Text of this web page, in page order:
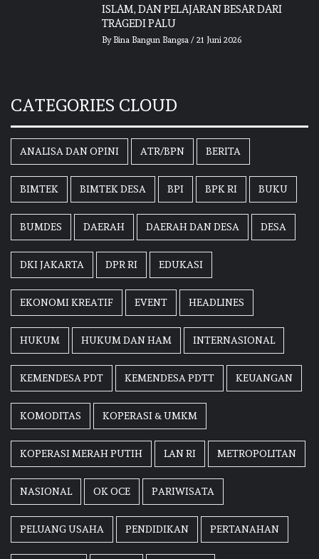
ISLAM, DAN PELAJARAN BESAR DARI
TRAGEDI PALU
By Bina Bangun Bangsa/ 21 Juni 2026
CATEGORIES CLOUD
ANALISA DAN OPINI ATR/BPN BERITA
BIMTEK BIMTEK DESA BPI BPK RI BUKU
BUMDES DAERAH DAERAH DAN DESA DESA
DKI JAKARTA DPR RI EDUKASI
EKONOMI KREATIF EVENT HEADLINES
HUKUM HUKUM DAN HAM INTERNASIONAL
KEMENDESA PDT KEMENDESA PDTT KEUANGAN
KOMODITAS KOPERASI & UMKM
KOPERASI MERAH PUTIH LAN RI METROPOLITAN
NASIONAL OK OCE PARIWISATA
PELUANG USAHA PENDIDIKAN PERTANAHAN